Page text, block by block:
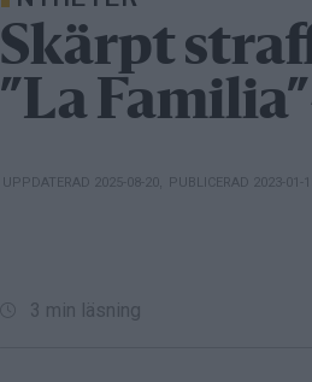
Skärpt
”La
UPPDATERAD 2025-08-20, PUBLICERAD 2023-01-
3 min läsning